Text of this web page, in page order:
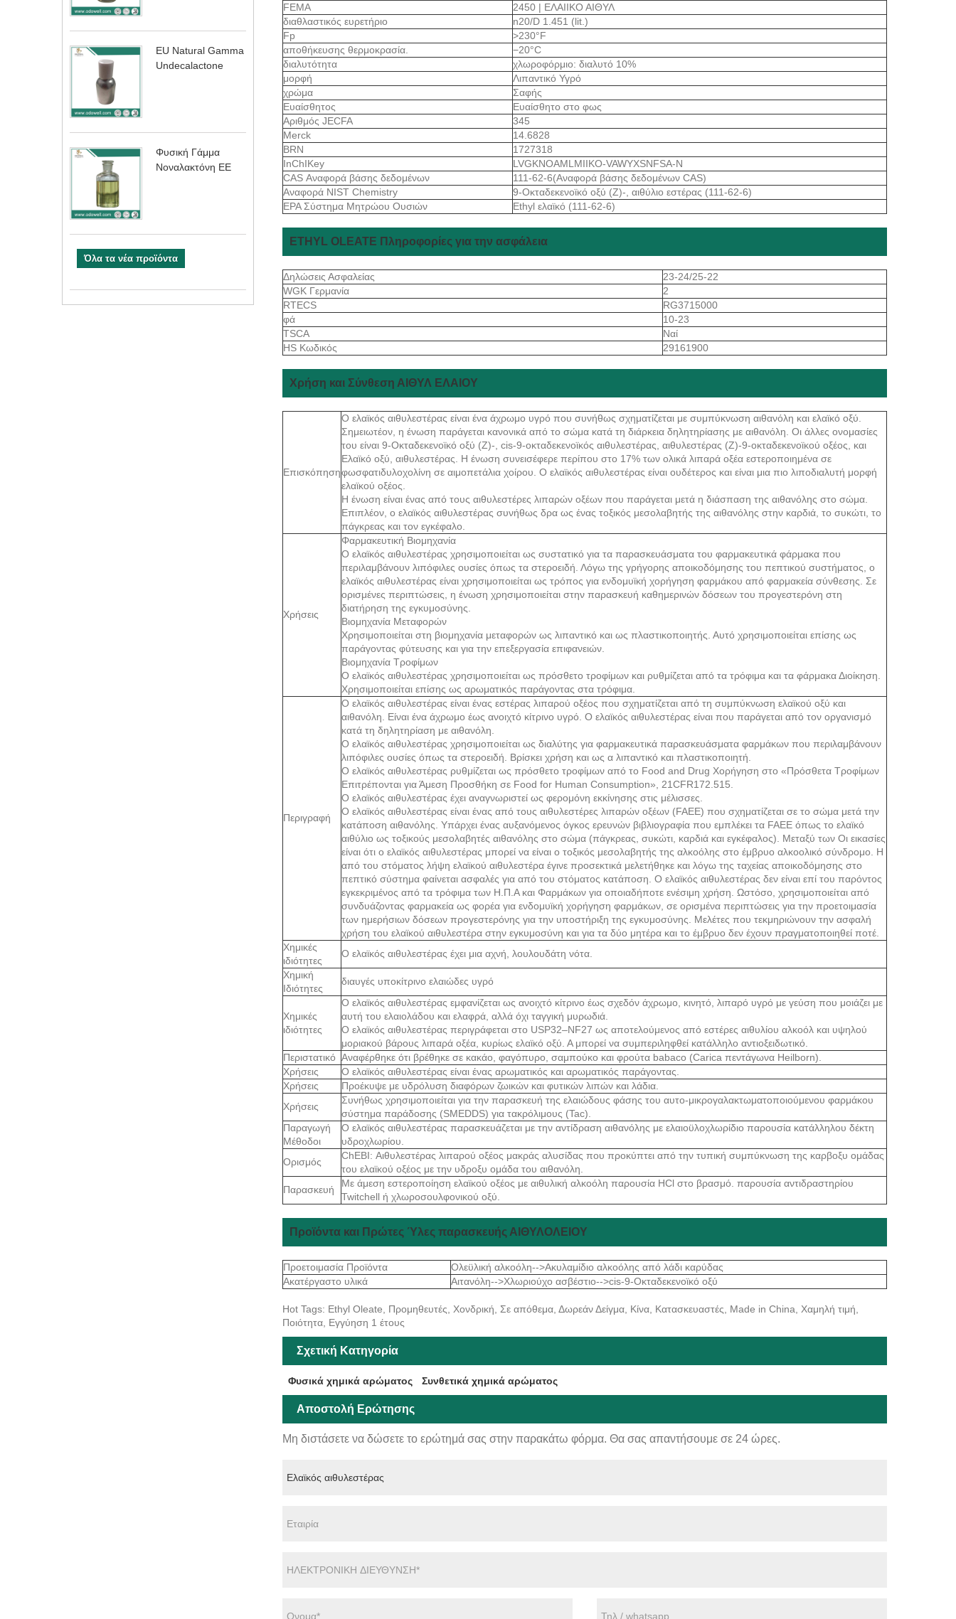
EU Natural Gamma
Undecalactone
Φυσική Γάμμα
Νοναλακτόνη ΕΕ
Όλα τα νέα προϊόντα
FEMA
2450 | ΕΛΑΙΙΚΟ ΑΙΘΥΛ
διαθλαστικός ευρετήριο
n20/D 1.451 (lit.)
Fp
>230°F
αποθήκευσης θερμοκρασία.
−20°C
διαλυτότητα
χλωροφόρμιο: διαλυτό 10%
μορφή
Λιπαντικό Υγρό
χρώμα
Σαφής
Ευαίσθητος
Ευαίσθητο στο φως
Αριθμός JECFA
345
Merck
14.6828
BRN
1727318
InChIKey
LVGKNOAMLMIIKO-VAWYXSNFSA-N
CAS Αναφορά βάσης δεδομένων
111-62-6(Αναφορά βάσης δεδομένων CAS)
Αναφορά NIST Chemistry
9-Οκταδεκενοϊκό οξύ (Ζ)-, αιθύλιο εστέρας (111-62-6)
EPA Σύστημα Μητρώου Ουσιών
Ethyl ελαϊκό (111-62-6)
ETHYL OLEATE Πληροφορίες για την ασφάλεια
Δηλώσεις Ασφαλείας
23-24/25-22
WGK Γερμανία
2
RTECS
RG3715000
φά
10-23
TSCA
Ναί
HS Κωδικός
29161900
Χρήση και Σύνθεση ΑΙΘΥΛ ΕΛΑΙΟΥ
Επισκόπηση
Ο ελαϊκός αιθυλεστέρας είναι ένα άχρωμο υγρό που συνήθως σχηματίζεται με συμπύκνωση αιθανόλη και ελαϊκό οξύ.
Σημειωτέον, η ένωση παράγεται κανονικά από το σώμα κατά τη διάρκεια δηλητηρίασης με αιθανόλη. Οι άλλες ονομασίες
του είναι 9-Οκταδεκενοϊκό οξύ (Ζ)-, cis-9-οκταδεκενοϊκός αιθυλεστέρας, αιθυλεστέρας (Ζ)-9-οκταδεκενοϊκού οξέος, και
Ελαϊκό οξύ, αιθυλεστέρας. Η ένωση συνεισέφερε περίπου στο 17% των ολικά λιπαρά οξέα εστεροποιημένα σε
φωσφατιδυλοχολίνη σε αιμοπετάλια χοίρου. Ο ελαϊκός αιθυλεστέρας είναι ουδέτερος και είναι μια πιο λιποδιαλυτή μορφή
ελαϊκού οξέος.
Η ένωση είναι ένας από τους αιθυλεστέρες λιπαρών οξέων που παράγεται μετά η διάσπαση της αιθανόλης στο σώμα.
Επιπλέον, ο ελαϊκός αιθυλεστέρας συνήθως δρα ως ένας τοξικός μεσολαβητής της αιθανόλης στην καρδιά, το συκώτι, το
πάγκρεας και τον εγκέφαλο.
Χρήσεις
Φαρμακευτική Βιομηχανία
Ο ελαϊκός αιθυλεστέρας χρησιμοποιείται ως συστατικό για τα παρασκευάσματα του φαρμακευτικά φάρμακα που
περιλαμβάνουν λιπόφιλες ουσίες όπως τα στεροειδή. Λόγω της γρήγορης αποικοδόμησης του πεπτικού συστήματος, ο
ελαϊκός αιθυλεστέρας είναι χρησιμοποιείται ως τρόπος για ενδομυϊκή χορήγηση φαρμάκου από φαρμακεία σύνθεσης. Σε
ορισμένες περιπτώσεις, η ένωση χρησιμοποιείται στην παρασκευή καθημερινών δόσεων του προγεστερόνη στη
διατήρηση της εγκυμοσύνης.
Βιομηχανία Μεταφορών
Χρησιμοποιείται στη βιομηχανία μεταφορών ως λιπαντικό και ως πλαστικοποιητής. Αυτό χρησιμοποιείται επίσης ως
παράγοντας φύτευσης και για την επεξεργασία επιφανειών.
Βιομηχανία Τροφίμων
Ο ελαϊκός αιθυλεστέρας χρησιμοποιείται ως πρόσθετο τροφίμων και ρυθμίζεται από τα τρόφιμα και τα φάρμακα Διοίκηση.
Χρησιμοποιείται επίσης ως αρωματικός παράγοντας στα τρόφιμα.
Περιγραφή
Ο ελαϊκός αιθυλεστέρας είναι ένας εστέρας λιπαρού οξέος που σχηματίζεται από τη συμπύκνωση ελαϊκού οξύ και
αιθανόλη. Είναι ένα άχρωμο έως ανοιχτό κίτρινο υγρό. Ο ελαϊκός αιθυλεστέρας είναι που παράγεται από τον οργανισμό
κατά τη δηλητηρίαση με αιθανόλη.
Ο ελαϊκός αιθυλεστέρας χρησιμοποιείται ως διαλύτης για φαρμακευτικά παρασκευάσματα φαρμάκων που περιλαμβάνουν
λιπόφιλες ουσίες όπως τα στεροειδή. Βρίσκει χρήση και ως α λιπαντικό και πλαστικοποιητή.
Ο ελαϊκός αιθυλεστέρας ρυθμίζεται ως πρόσθετο τροφίμων από το Food and Drug Χορήγηση στο «Πρόσθετα Τροφίμων
Επιτρέπονται για Άμεση Προσθήκη σε Food for Human Consumption», 21CFR172.515.
Ο ελαϊκός αιθυλεστέρας έχει αναγνωριστεί ως φερομόνη εκκίνησης στις μέλισσες.
Ο ελαϊκός αιθυλεστέρας είναι ένας από τους αιθυλεστέρες λιπαρών οξέων (FAEE) που σχηματίζεται σε το σώμα μετά την
κατάποση αιθανόλης. Υπάρχει ένας αυξανόμενος όγκος ερευνών βιβλιογραφία που εμπλέκει τα FAEE όπως το ελαϊκό
αιθύλιο ως τοξικούς μεσολαβητές αιθανόλης στο σώμα (πάγκρεας, συκώτι, καρδιά και εγκέφαλος). Μεταξύ των Οι εικασίες
είναι ότι ο ελαϊκός αιθυλεστέρας μπορεί να είναι ο τοξικός μεσολαβητής της αλκοόλης στο έμβρυο αλκοολικό σύνδρομο. Η
από του στόματος λήψη ελαϊκού αιθυλεστέρα έγινε προσεκτικά μελετήθηκε και λόγω της ταχείας αποικοδόμησης στο
πεπτικό σύστημα φαίνεται ασφαλές για από του στόματος κατάποση. Ο ελαϊκός αιθυλεστέρας δεν είναι επί του παρόντος
εγκεκριμένος από τα τρόφιμα των Η.Π.Α και Φαρμάκων για οποιαδήποτε ενέσιμη χρήση. Ωστόσο, χρησιμοποιείται από
συνδυάζοντας φαρμακεία ως φορέα για ενδομυϊκή χορήγηση φαρμάκων, σε ορισμένα περιπτώσεις για την προετοιμασία
των ημερήσιων δόσεων προγεστερόνης για την υποστήριξη της εγκυμοσύνης. Μελέτες που τεκμηριώνουν την ασφαλή
χρήση του ελαϊκού αιθυλεστέρα στην εγκυμοσύνη και για τα δύο μητέρα και το έμβρυο δεν έχουν πραγματοποιηθεί ποτέ.
Χημικές
ιδιότητες
Ο ελαϊκός αιθυλεστέρας έχει μια αχνή, λουλουδάτη νότα.
Χημική
Ιδιότητες
διαυγές υποκίτρινο ελαιώδες υγρό
Χημικές
ιδιότητες
Ο ελαϊκός αιθυλεστέρας εμφανίζεται ως ανοιχτό κίτρινο έως σχεδόν άχρωμο, κινητό, λιπαρό υγρό με γεύση που μοιάζει με
αυτή του ελαιολάδου και ελαφρά, αλλά όχι ταγγική μυρωδιά.
Ο ελαϊκός αιθυλεστέρας περιγράφεται στο USP32–NF27 ως αποτελούμενος από εστέρες αιθυλίου αλκοόλ και υψηλού
μοριακού βάρους λιπαρά οξέα, κυρίως ελαϊκό οξύ. Α μπορεί να συμπεριληφθεί κατάλληλο αντιοξειδωτικό.
Περιστατικό Αναφέρθηκε ότι βρέθηκε σε κακάο, φαγόπυρο, σαμπούκο και φρούτα babaco (Carica πεντάγωνα Heilborn).
Χρήσεις
Ο ελαϊκός αιθυλεστέρας είναι ένας αρωματικός και αρωματικός παράγοντας.
Χρήσεις
Προέκυψε με υδρόλυση διαφόρων ζωικών και φυτικών λιπών και λάδια.
Χρήσεις
Συνήθως χρησιμοποιείται για την παρασκευή της ελαιώδους φάσης του αυτο-μικρογαλακτωματοποιούμενου φαρμάκου
σύστημα παράδοσης (SMEDDS) για τακρόλιμους (Tac).
Παραγωγή
Μέθοδοι
Ο ελαϊκός αιθυλεστέρας παρασκευάζεται με την αντίδραση αιθανόλης με ελαιοϋλοχλωρίδιο παρουσία κατάλληλου δέκτη
υδροχλωρίου.
Ορισμός
ChEBI: Αιθυλεστέρας λιπαρού οξέος μακράς αλυσίδας που προκύπτει από την τυπική συμπύκνωση της καρβοξυ ομάδας
του ελαϊκού οξέος με την υδροξυ ομάδα του αιθανόλη.
Παρασκευή
Με άμεση εστεροποίηση ελαϊκού οξέος με αιθυλική αλκοόλη παρουσία HCl στο βρασμό. παρουσία αντιδραστηρίου
Twitchell ή χλωροσουλφονικού οξύ.
Προϊόντα και Πρώτες Ύλες παρασκευής ΑΙΘΥΛΟΛΕΙΟΥ
Προετοιμασία Προϊόντα
Ολεϋλική αλκοόλη-->Ακυλαμίδιο αλκοόλης από λάδι καρύδας
Ακατέργαστο υλικά
Αιτανόλη-->Χλωριούχο ασβέστιο-->cis-9-Οκταδεκενοϊκό οξύ
Hot Tags: Ethyl Oleate, Προμηθευτές, Χονδρική, Σε απόθεμα, Δωρεάν Δείγμα, Κίνα, Κατασκευαστές, Made in China, Χαμηλή τιμή,
Ποιότητα, Εγγύηση 1 έτους
Σχετική Κατηγορία
Φυσικά χημικά αρώματος Συνθετικά χημικά αρώματος
Αποστολή Ερώτησης
Μη διστάσετε να δώσετε το ερώτημά σας στην παρακάτω φόρμα. Θα σας απαντήσουμε σε 24 ώρες.